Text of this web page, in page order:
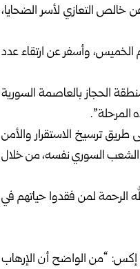
خالص التعازي لأسر الضحايا،
الخميس، وأسفر عن ارتقاء عدد
الحجاز بالعاصمة السورية
المرحلة”.
ترسيخ الاستقرار والأمن
الشعب السوري نفسه، من خلال
الرحمة لمن فقدوا حياتهم في
إكس: “من الواضح أن الإرهاب